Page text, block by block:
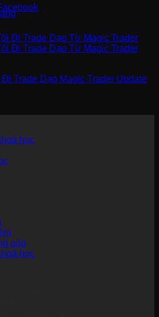
Trade Dạo Magic Trader Update
₫. học
gặp
học